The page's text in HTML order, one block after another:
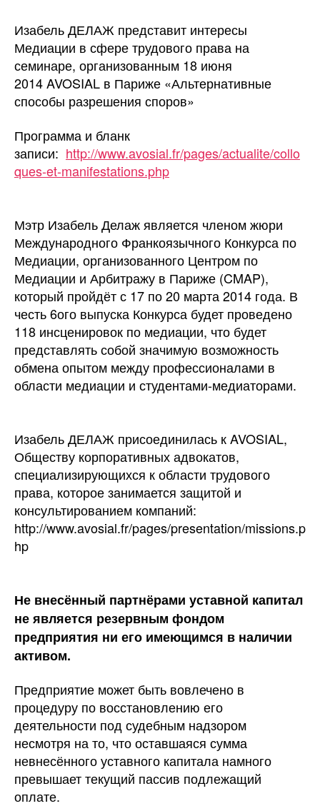
Изабель ДЕЛАЖ представит интересы
Медиации в сфере трудового права на
семинаре, организованным 18 июня
2014 AVOSIAL в Париже «Альтернативные
способы разрешения споров»
Программа и бланк
записи: http://www.avosial.fr/pages/actualite/collo
ques-et-manifestations.php
Мэтр Изабель Делаж является членом жюри
Международного Франкоязычного Конкурса по
Медиации, организованного Центром по
Медиации и Арбитражу в Париже (CMAP),
который пройдёт с 17 по 20 марта 2014 года. В
честь 6ого выпуска Конкурса будет проведено
118 инсценировок по медиации, что будет
представлять собой значимую возможность
обмена опытом между профессионалами в
области медиации и студентами-медиаторами.
Изабель ДЕЛАЖ присоединилась к AVOSIAL,
Обществу корпоративных адвокатов,
специализирующихся к области трудового
права, которое занимается защитой и
консультированием компаний:
http://www.avosial.fr/pages/presentation/missions.p
hp
Не внесённый партнёрами уставной капитал
не является резервным фондом
предприятия ни его имеющимся в наличии
активом.
Предприятие может быть вовлечено в
процедуру по восстановлению его
деятельности под судебным надзором
несмотря на то, что оставшаяся сумма
невнесённого уставного капитала намного
превышает текущий пассив подлежащий
оплате.